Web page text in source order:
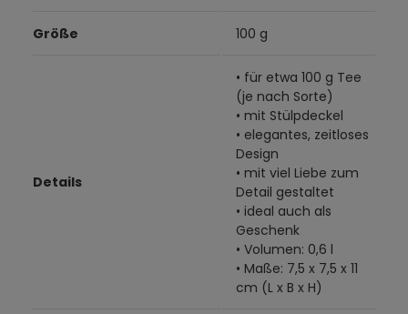
Größe 100 g
Details
• für etwa 100 g Tee
(je nach Sorte)
• mit Stülpdeckel
• elegantes, zeitloses
Design
• mit viel Liebe zum
Detail gestaltet
• ideal auch als
Geschenk
• Volumen: 0,6 l
• Maße: 7,5 x 7,5 x 11
cm (L x B x H)